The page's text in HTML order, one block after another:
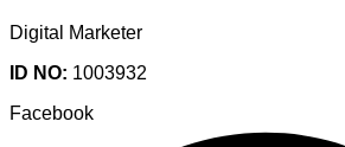
Digital Marketer
ID NO: 1003932
Facebook